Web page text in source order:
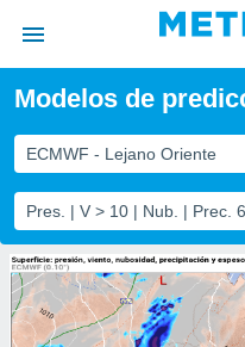
ha
por
para
la
se
calidad.
a este
Modelos de
ECMWF - Lejano Oriente
Pres. | V > 10 | Nub. | Prec.